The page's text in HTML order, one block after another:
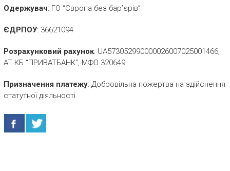
Одержувач: ГО “Європа без бар’єрів”
ЄДРПОУ: 36621094
Розрахунковий рахунок: UA573052990000026007025001466,
АТ КБ “ПРИВАТБАНК”, МФО 320649
Призначення платежу: Добровільна пожертва на здійснення
статутної діяльності